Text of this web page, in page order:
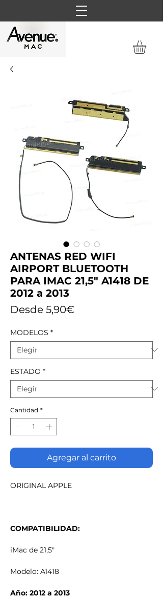
ANTENAS RED WIFI
AIRPORT BLUETOOTH
PARA IMAC 21,5" A1418 DE
2012 a 2013
Desde 5,90€
MODELOS *
ESTADO *
Cantidad *
Agregar al carrito
ORIGINAL APPLE
COMPATIBILIDAD:
iMac de 21,5"
Modelo: A1418
Año: 2012 a 2013